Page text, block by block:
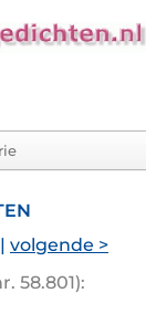
| volgende >
58.801):